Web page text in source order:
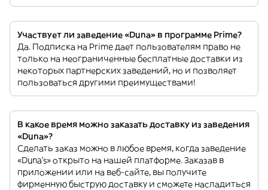
Участвует ли заведение «Duna» в программе Prime?
Да. Подписка на Prime дает пользователям право не
только на неограниченные бесплатные доставки из
некоторых партнерских заведений, но и позволяет
пользоваться другими преимуществами!
В какое время можно заказать доставку из заведения
«Duna»?
Сделать заказ можно в любое время, когда заведение
«Duna’s» открыто на нашей платформе. Заказав в
приложении или на веб-сайте, вы получите
фирменную быструю доставку и сможете насладиться